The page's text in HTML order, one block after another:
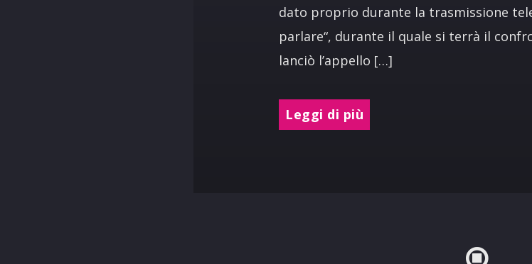
dato proprio durante la trasmissione
parlare“, durante il quale si terrà il
lanciò l’appello […]
Leggi di più